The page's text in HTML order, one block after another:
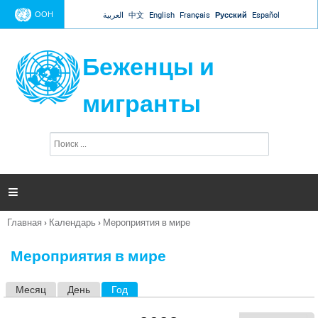
Jump to navigation
ООН العربية 中文 English Français Русский Español
Беженцы и
мигранты
п
и

Вы
Главная › Календарь › Мероприятия в мире
Мероприятия в мире
Месяц День Год